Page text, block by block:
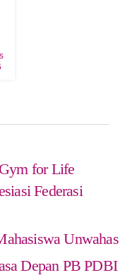
for Life
Federasi
Unwahas
Depan PB PDBI